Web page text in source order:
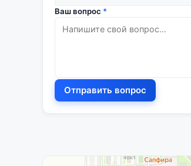
Ваш вопрос *
Отправить вопрос